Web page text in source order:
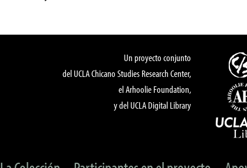
Un proyecto conjunto
del UCLA Chicano Studies Research Center,
el Arhoolie Foundation,
y del UCLA Digital Library